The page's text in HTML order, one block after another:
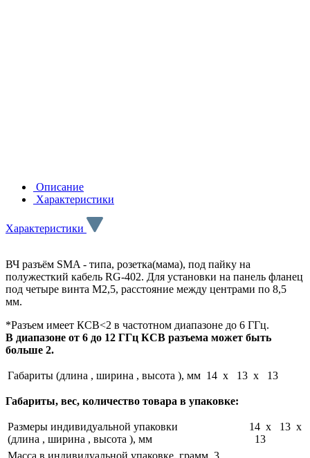
Описание
Характеристики
Характеристики
ВЧ разъём SMA - типа, розетка(мама), под пайку на
полужесткий кабель RG-402. Для установки на панель фланец
под четыре винта M2,5, расстояние между центрами по 8,5
мм.
*Разъем имеет КСВ<2 в частотном диапазоне до 6 ГГц.
В диапазоне от 6 до 12 ГГц КСВ разъема может быть
больше 2.
Габариты (длина , ширина , высота ), мм 14 x 13 x 13
Габариты, вес, количество товара в упаковке:
Размеры индивидуальной упаковки
(длина , ширина , высота ), мм
14 x 13 x
13